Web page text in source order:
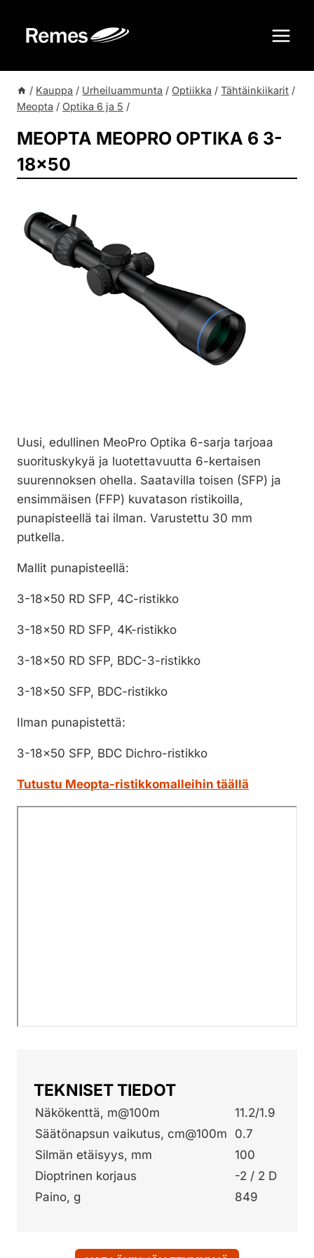
sisältöön
/ Kauppa / Urheiluammunta / Optiikka / Tähtäinkiikarit /
Meopta / Optika 6 ja 5 /
MEOPTA MEOPRO OPTIKA 6 3-
18×50
Uusi, edullinen MeoPro Optika 6-sarja tarjoaa
suorituskykyä ja luotettavuutta 6-kertaisen
suurennoksen ohella. Saatavilla toisen (SFP) ja
ensimmäisen (FFP) kuvatason ristikoilla,
punapisteellä tai ilman. Varustettu 30 mm
putkella.
Mallit punapisteellä:
3-18×50 RD SFP, 4C-ristikko
3-18×50 RD SFP, 4K-ristikko
3-18×50 RD SFP, BDC-3-ristikko
3-18×50 SFP, BDC-ristikko
Ilman punapistettä:
3-18×50 SFP, BDC Dichro-ristikko
Tutustu Meopta-ristikkomalleihin täällä
TEKNISET TIEDOT
Näkökenttä, m@100m
11.2/1.9
Säätönapsun vaikutus, cm@100m
0.7
Silmän etäisyys, mm
100
Dioptrinen korjaus
-2 / 2 D
Paino, g
849